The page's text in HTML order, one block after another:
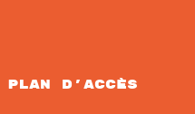
plan d'accès